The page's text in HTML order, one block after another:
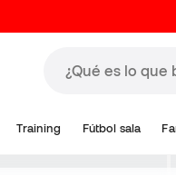
Training Fútbol sala